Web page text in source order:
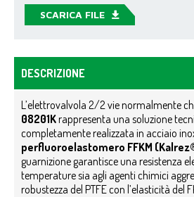
SCARICA FILE
DESCRIZIONE
L’elettrovalvola 2/2 vie normalmente
08201Krappresenta una soluzione
completamente realizzata in acciaio
perfluoroelastomero FFKM
guarnizione garantisce una resistenza
temperature sia agli agenti chimici
robustezza del PTFE con l’elasticità del